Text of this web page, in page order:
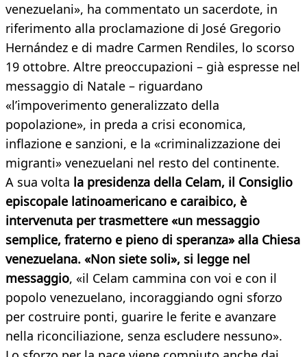
venezuelani», ha commentato un sacerdote, in
riferimento alla proclamazione di José Gregorio
Hernández e di madre Carmen Rendiles, lo scorso
19 ottobre. Altre preoccupazioni – già espresse nel
messaggio di Natale – riguardano
«l’impoverimento generalizzato della
popolazione», in preda a crisi economica,
inflazione e sanzioni, e la «criminalizzazione dei
migranti» venezuelani nel resto del continente.
A sua volta la presidenza della Celam, il Consiglio
episcopale latinoamericano e caraibico, è
intervenuta per trasmettere «un messaggio
semplice, fraterno e pieno di speranza» alla Chiesa
venezuelana. «Non siete soli», si legge nel
messaggio, «il Celam cammina con voi e con il
popolo venezuelano, incoraggiando ogni sforzo
per costruire ponti, guarire le ferite e avanzare
nella riconciliazione, senza escludere nessuno».